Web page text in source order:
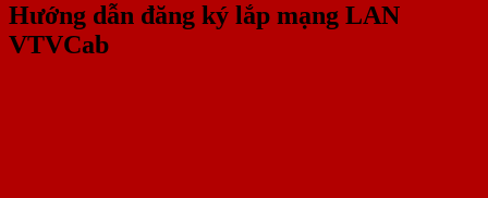
Hướng dẫn đăng ký lắp mạng LAN
VTVCab